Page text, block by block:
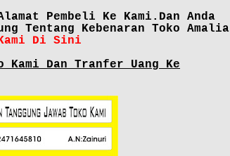
Pembeli Ke Kami.Dan Anda
Tentang Kebenaran Toko Amalia
Di Sini
Dan Tranfer Uang Ke